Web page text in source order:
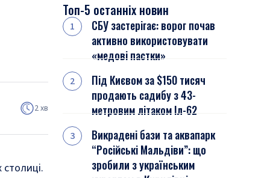
2 хв
Топ-5 останніх новин
СБУ застерігає: ворог почав
активно використовувати
«медові пастки»
Під Києвом за $150 тисяч
продають садибу з 43-
метровим літаком Іл-62
Викрадені бази та аквапарк
“Російські Мальдіви”: що
зробили з українським